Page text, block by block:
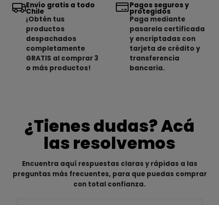
Envío gratis a todo
Chile
¡Obtén tus
productos
despachados
completamente
GRATIS al comprar 3
o más productos!
Pagos seguros y
protegidos
Paga mediante
pasarela certificada
y encriptadas con
tarjeta de crédito y
transferencia
bancaria.
¿Tienes dudas? Acá
las resolvemos
Encuentra aquí respuestas claras y rápidas a las
preguntas más frecuentes, para que puedas comprar
con total confianza.